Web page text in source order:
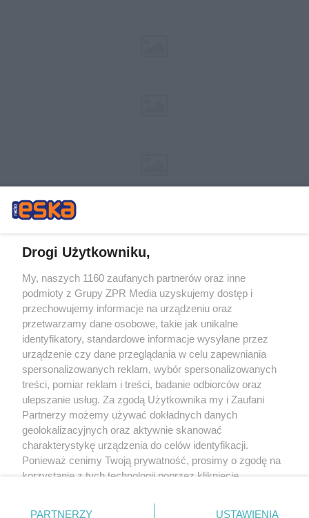
Żaden utwór zamieszczony w serwisie nie może być powielany i
rozpowszechniany lub dalej rozpowszechniany w jakikolwiek sposób (w
tym także elektroniczny lub mechaniczny) na jakimkolwiek polu
eksploatacji w jakiejkolwiek formie, włącznie z umieszczaniem w Internecie
bez pisemnej zgody właściciela praw. Jakiekolwiek użycie lub
wykorzystanie utworów w całości lub w części z naruszeniem prawa, tzn.
bez właściwej zgody, jest zabronione pod groźbą kary i może być ścigane
prawnie.
O nas
Drogi Użytkowniku,
My, naszych 1160 zaufanych partnerów oraz inne
podmioty z Grupy ZPR Media uzyskujemy dostęp i
przechowujemy informacje na urządzeniu oraz
przetwarzamy dane osobowe, takie jak unikalne
identyfikatory, standardowe informacje wysyłane przez
urządzenie czy dane przeglądania w celu zapewniania
spersonalizowanych reklam, wybór spersonalizowanych
treści, pomiar reklam i treści, badanie odbiorców oraz
ulepszanie usług. Za zgodą Użytkownika my i Zaufani
Partnerzy możemy używać dokładnych danych
geolokalizacyjnych oraz aktywnie skanować
charakterystykę urządzenia do celów identyfikacji.
Ponieważ cenimy Twoją prywatność, prosimy o zgodę na
korzystanie z tych technologii poprzez kliknięcie
zmienić/wycofać klikając przycisk ustawień prywatności
PARTNERZY USTAWIENIA